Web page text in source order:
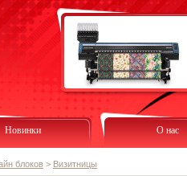
Новинки О нас
блоков > Визитницы